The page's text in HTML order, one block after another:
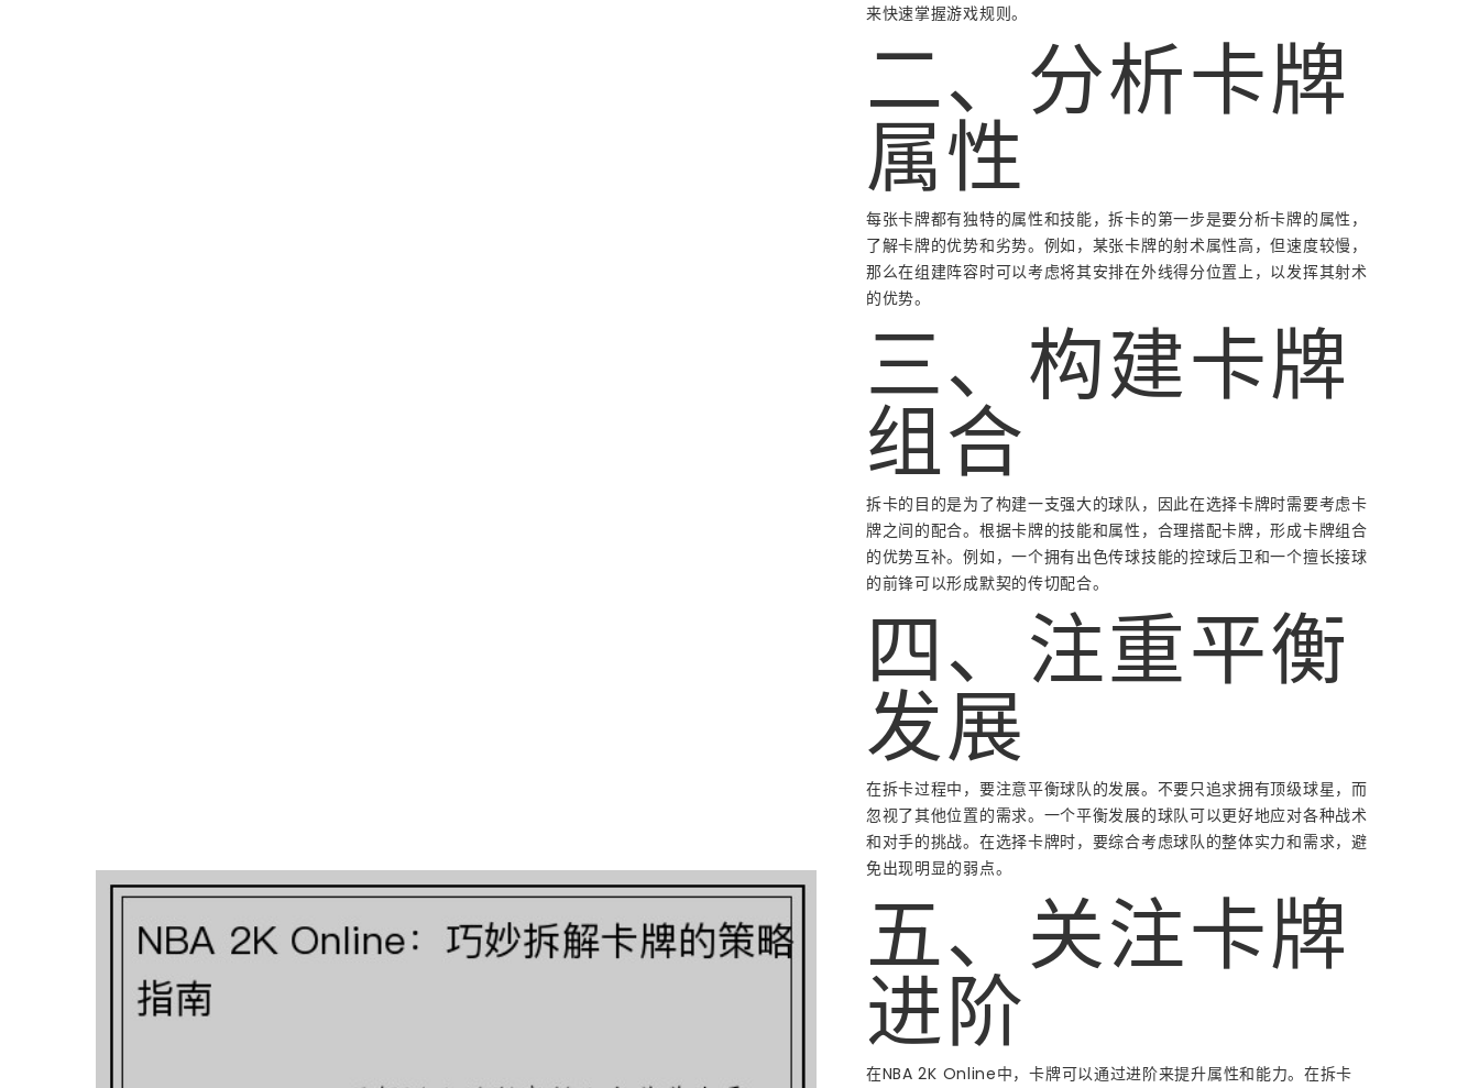
来快速掌握游戏规则。
二、分析卡牌
属性
每张卡牌都有独特的属性和技能，拆卡的第一步是要分析卡牌的属性，
了解卡牌的优势和劣势。例如，某张卡牌的射术属性高，但速度较慢，
那么在组建阵容时可以考虑将其安排在外线得分位置上，以发挥其射术
的优势。
三、构建卡牌
组合
拆卡的目的是为了构建一支强大的球队，因此在选择卡牌时需要考虑卡
牌之间的配合。根据卡牌的技能和属性，合理搭配卡牌，形成卡牌组合
的优势互补。例如，一个拥有出色传球技能的控球后卫和一个擅长接球
的前锋可以形成默契的传切配合。
四、注重平衡
发展
在拆卡过程中，要注意平衡球队的发展。不要只追求拥有顶级球星，而
忽视了其他位置的需求。一个平衡发展的球队可以更好地应对各种战术
和对手的挑战。在选择卡牌时，要综合考虑球队的整体实力和需求，避
免出现明显的弱点。
五、关注卡牌
进阶
在NBA 2K Online中，卡牌可以通过进阶来提升属性和能力。在拆卡